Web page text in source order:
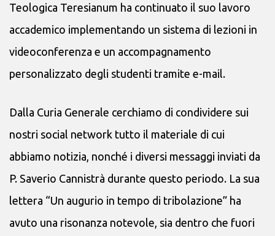
Teologica Teresianum ha continuato il suo lavoro
accademico implementando un sistema di lezioni in
videoconferenza e un accompagnamento
personalizzato degli studenti tramite e-mail.
Dalla Curia Generale cerchiamo di condividere sui
nostri social network tutto il materiale di cui
abbiamo notizia, nonché i diversi messaggi inviati da
P. Saverio Cannistrà durante questo periodo. La sua
lettera “Un augurio in tempo di tribolazione” ha
avuto una risonanza notevole, sia dentro che fuori